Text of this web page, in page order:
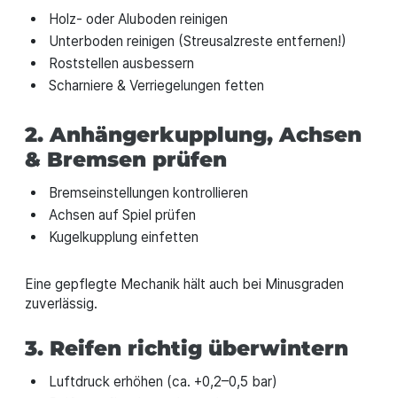
Holz- oder Aluboden reinigen
Unterboden reinigen (Streusalzreste entfernen!)
Roststellen ausbessern
Scharniere & Verriegelungen fetten
2. Anhängerkupplung, Achsen
& Bremsen prüfen
Bremseinstellungen kontrollieren
Achsen auf Spiel prüfen
Kugelkupplung einfetten
Eine gepflegte Mechanik hält auch bei Minusgraden
zuverlässig.
3. Reifen richtig überwintern
Luftdruck erhöhen (ca. +0,2–0,5 bar)